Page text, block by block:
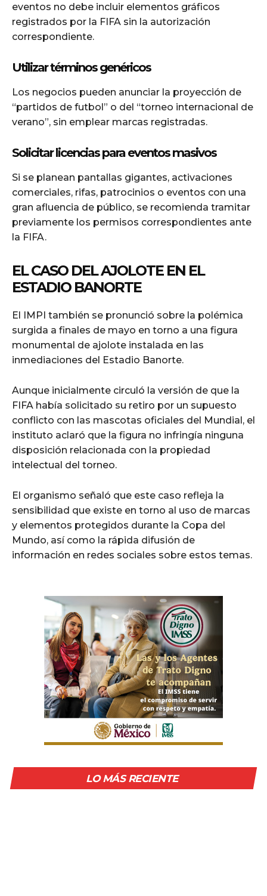
eventos no debe incluir elementos gráficos
registrados por la FIFA sin la autorización
correspondiente.
Utilizar términos genéricos
Los negocios pueden anunciar la proyección de
“partidos de futbol” o del “torneo internacional de
verano”, sin emplear marcas registradas.
Solicitar licencias para eventos masivos
Si se planean pantallas gigantes, activaciones
comerciales, rifas, patrocinios o eventos con una
gran afluencia de público, se recomienda tramitar
previamente los permisos correspondientes ante
la FIFA.
EL CASO DEL AJOLOTE EN EL
ESTADIO BANORTE
El IMPI también se pronunció sobre la polémica
surgida a finales de mayo en torno a una figura
monumental de ajolote instalada en las
inmediaciones del Estadio Banorte.
Aunque inicialmente circuló la versión de que la
FIFA había solicitado su retiro por un supuesto
conflicto con las mascotas oficiales del Mundial, el
instituto aclaró que la figura no infringía ninguna
disposición relacionada con la propiedad
intelectual del torneo.
El organismo señaló que este caso refleja la
sensibilidad que existe en torno al uso de marcas
y elementos protegidos durante la Copa del
Mundo, así como la rápida difusión de
información en redes sociales sobre estos temas.
LO MÁS RECIENTE